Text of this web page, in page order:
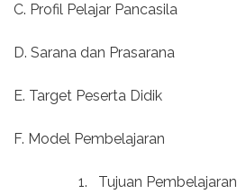
C. Profil Pelajar Pancasila
D. Sarana dan Prasarana
E. Target Peserta Didik
F. Model Pembelajaran
1. Tujuan Pembelajaran